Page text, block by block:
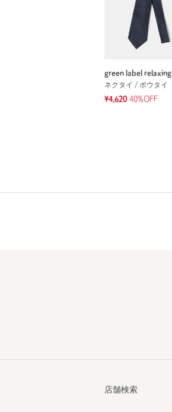
green label relaxing
ネクタイ / ボウタイ
¥4,620 40%OFF
店舗検索